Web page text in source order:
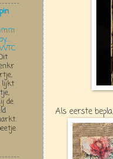
Als eerste
lijkt
de